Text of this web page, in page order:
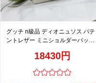
グッチ n級品 ディオニュソス パテ
ントレザー ミニショルダーバッグ
18430円